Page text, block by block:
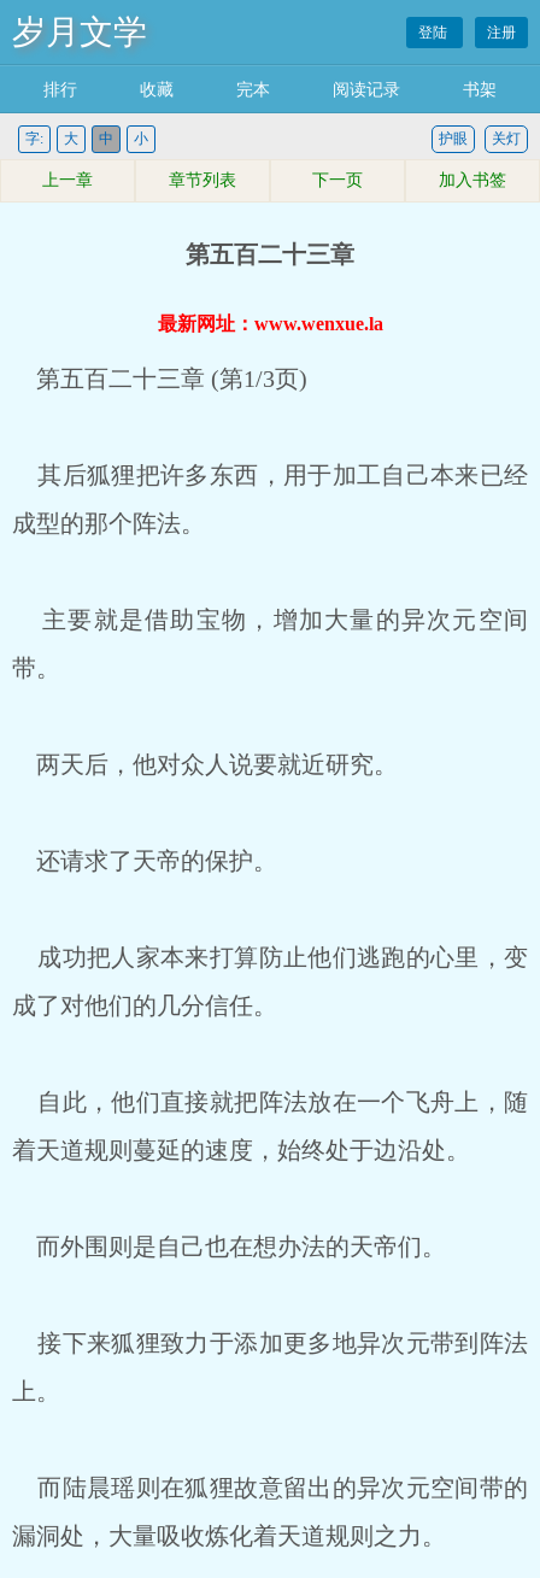
岁月文学 登陆 注册
排行 收藏 完本 阅读记录 书架
字: 大 中 小 关灯
护眼
上一章 章节列表 下一页 加入书签
第五百二十三章
最新网址：www.wenxue.la
第五百二十三章 (第1/3页)
其后狐狸把许多东西，用于加工自己本来已经
成型的那个阵法。
主要就是借助宝物，增加大量的异次元空间
带。
两天后，他对众人说要就近研究。
还请求了天帝的保护。
成功把人家本来打算防止他们逃跑的心里，变
成了对他们的几分信任。
自此，他们直接就把阵法放在一个飞舟上，随
着天道规则蔓延的速度，始终处于边沿处。
而外围则是自己也在想办法的天帝们。
接下来狐狸致力于添加更多地异次元带到阵法
上。
而陆晨瑶则在狐狸故意留出的异次元空间带的
漏洞处，大量吸收炼化着天道规则之力。